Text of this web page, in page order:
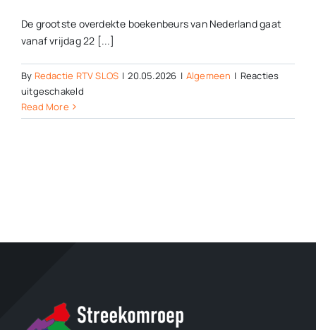
De grootste overdekte boekenbeurs van Nederland gaat
vanaf vrijdag 22 [...]
By Redactie RTV SLOS | 20.05.2026 | Algemeen | Reacties
uitgeschakeldvoor
boekenbeurs
Read More